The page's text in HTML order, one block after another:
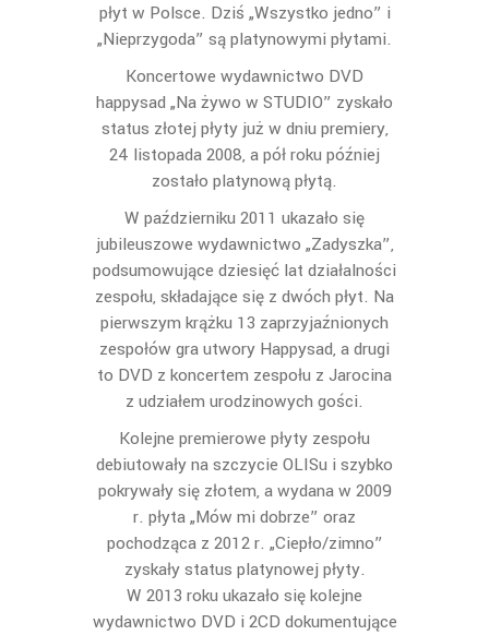
płyt w Polsce. Dziś „Wszystko jedno” i
„Nieprzygoda” są platynowymi płytami.
Koncertowe wydawnictwo DVD
happysad „Na żywo w STUDIO” zyskało
status złotej płyty już w dniu premiery,
24 listopada 2008, a pół roku później
zostało platynową płytą.
W październiku 2011 ukazało się
jubileuszowe wydawnictwo „Zadyszka”,
podsumowujące dziesięć lat działalności
zespołu, składające się z dwóch płyt. Na
pierwszym krążku 13 zaprzyjaźnionych
zespołów gra utwory Happysad, a drugi
to DVD z koncertem zespołu z Jarocina
z udziałem urodzinowych gości.
Kolejne premierowe płyty zespołu
debiutowały na szczycie OLISu i szybko
pokrywały się złotem, a wydana w 2009
r. płyta „Mów mi dobrze” oraz
pochodząca z 2012 r. „Ciepło/zimno”
zyskały status platynowej płyty.
W 2013 roku ukazało się kolejne
wydawnictwo DVD i 2CD dokumentujące